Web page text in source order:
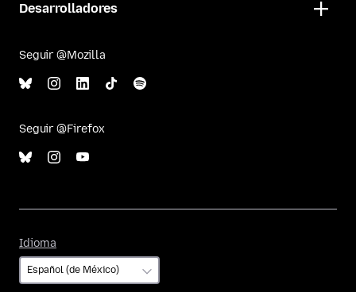
Desarrolladores
Seguir @Mozilla
Seguir @Firefox
Idioma